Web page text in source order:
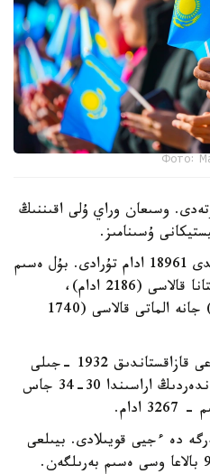
Фото:
وسىعان وراي ۇلى اقىننىڭ
ۇسىنامىز.
بۇگىندە قازاقستاندا اباي ەسىمدى 18961 ادام تۇرادى. بۇل ەسىم
ەڭ كوپ تارالعان وڭىرلەر - استانا قالاسى (2186 ادام)،
تۇركىستان وبلىسى (2008 ادام) جانە الماتى قالاسى (1740
اباي ەسىمدى ەڭ ۇلكەن جاستاعى قازاقستاندىق 1932 -جىلى
تۋعان. ال بۇل ەسىمدى يەلەنگەندەردىڭ اراسىندا 30-34 جاس
دە ءجيى قويىلادى. بيىلعى